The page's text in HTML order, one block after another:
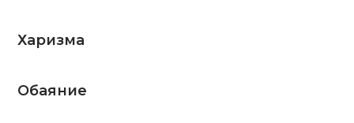
Харизма
Обаяние